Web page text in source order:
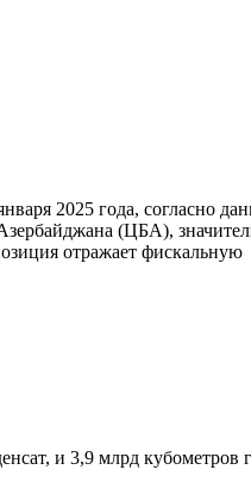
2025 года, согласно
(ЦБА),
отражает фискальную
и 3,9 млрд кубометров